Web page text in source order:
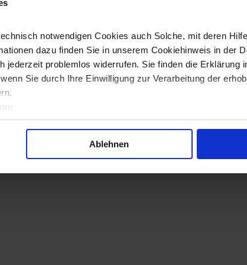
notwendigen Cookies auch Solche, mit deren
dazu finden Sie in unserem Cookiehinweis in der
jederzeit problemlos widerrufen. Sie finden die Erklärung
Sie durch Ihre Einwilligung zur Verarbeitung der
Ablehnen